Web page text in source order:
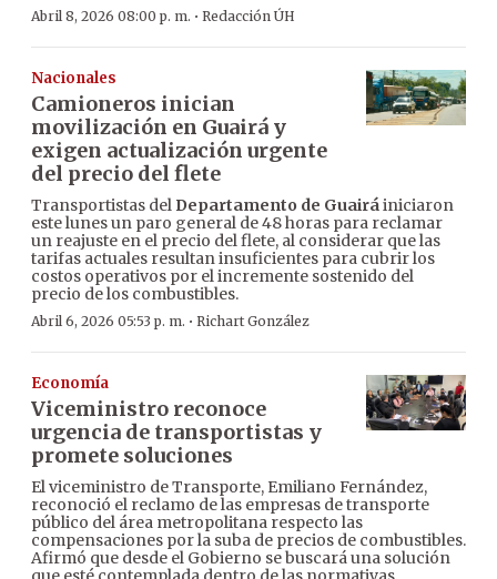
Abril 8, 2026 08:00 p. m. · Redacción ÚH
Nacionales
Camioneros inician
movilización en Guairá y
exigen actualización urgente
del precio del flete
Transportistas del Departamento de Guairáiniciaron
este lunes un paro general de 48 horas para reclamar
un reajuste en el precio del flete, al considerar que las
tarifas actuales resultan insuficientes para cubrir los
costos operativos por el incremente sostenido del
precio de los combustibles.
Abril 6, 2026 05:53 p. m. · Richart González
Economía
Viceministro reconoce
urgencia de transportistas y
promete soluciones
El viceministro de Transporte, Emiliano Fernández,
reconoció el reclamo de las empresas de transporte
público del área metropolitana respecto las
compensaciones por la suba de precios de combustibles.
Afirmó que desde el Gobierno se buscará una solución